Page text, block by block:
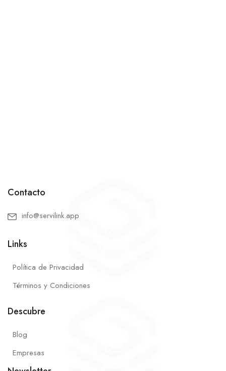
Contacto
info@servilink.app
Links
Política de Privacidad
Términos y Condiciones
Descubre
Blog
Empresas